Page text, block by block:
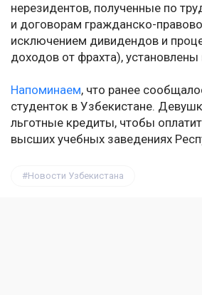
нерезидентов, полученные по
и договорам гражданско-
исключением дивидендов и
доходов от фрахта), установлены
Напоминаем, что ранее
студенток в Узбекистане.
льготные кредиты, чтобы
высших учебных заведениях
Новости Узбекистана